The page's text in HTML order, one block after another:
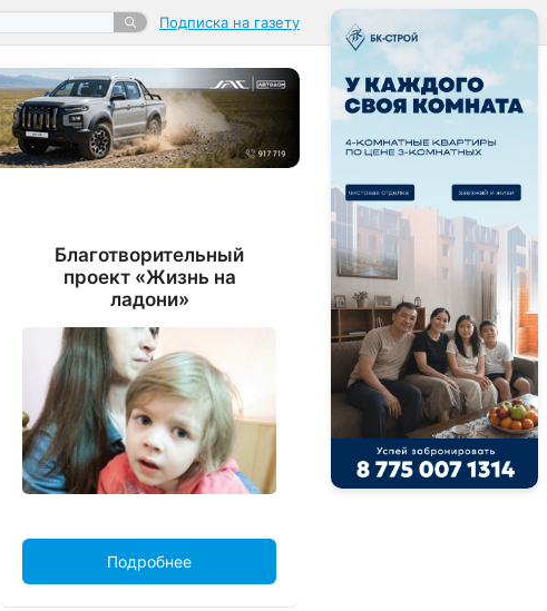
Подписка на газету
Благотворительный
проект «Жизнь на
ладони»
Подробнее